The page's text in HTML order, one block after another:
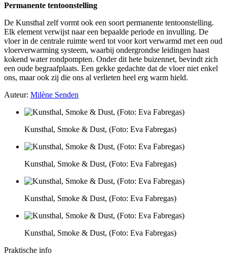
Permanente tentoonstelling
De Kunsthal zelf vormt ook een soort permanente tentoonstelling.
Elk element verwijst naar een bepaalde periode en invulling. De
vloer in de centrale ruimte werd tot voor kort verwarmd met een oud
vloerverwarming systeem, waarbij ondergrondse leidingen haast
kokend water rondpompten. Onder dit hete buizennet, bevindt zich
een oude begraafplaats. Een gekke gedachte dat de vloer niet enkel
ons, maar ook zij die ons al verlieten heel erg warm hield.
Auteur: Milène Senden
Kunsthal, Smoke & Dust, (Foto: Eva Fabregas)
Kunsthal, Smoke & Dust, (Foto: Eva Fabregas)
Kunsthal, Smoke & Dust, (Foto: Eva Fabregas)
Kunsthal, Smoke & Dust, (Foto: Eva Fabregas)
Praktische info